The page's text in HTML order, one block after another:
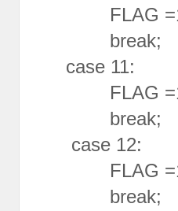
FLAG
break;
case 11:
FLAG
break;
case 12:
FLAG
break;